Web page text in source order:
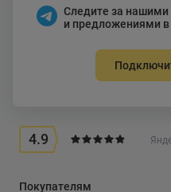
Следите за
и предложениями
4.9
Покупателям